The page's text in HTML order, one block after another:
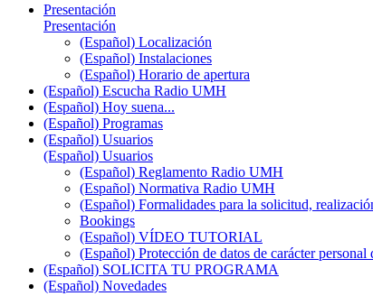
Presentación
Presentación
(Español) Localización
(Español) Instalaciones
(Español) Horario de apertura
(Español) Escucha Radio UMH
(Español) Hoy suena...
(Español) Programas
(Español) Usuarios
(Español) Usuarios
(Español) Reglamento Radio UMH
(Español) Normativa Radio UMH
(Español) Formalidades para la solicitud,
Bookings
(Español) VÍDEO TUTORIAL
(Español) Protección de datos de carácter
(Español) SOLICITA TU PROGRAMA
(Español) Novedades